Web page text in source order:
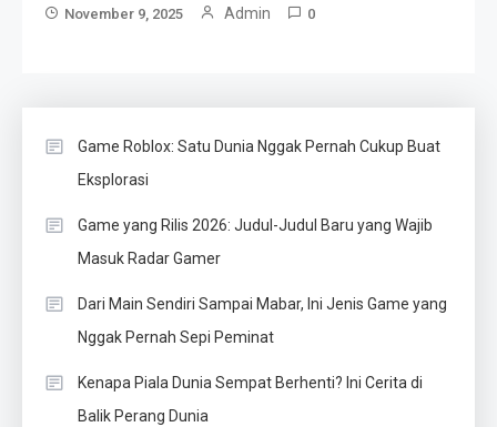
November 9, 2025 Admin 0
Game Roblox: Satu Dunia Nggak Pernah Cukup Buat
Eksplorasi
Game yang Rilis 2026: Judul-Judul Baru yang Wajib
Masuk Radar Gamer
Dari Main Sendiri Sampai Mabar, Ini Jenis Game yang
Nggak Pernah Sepi Peminat
Kenapa Piala Dunia Sempat Berhenti? Ini Cerita di
Balik Perang Dunia